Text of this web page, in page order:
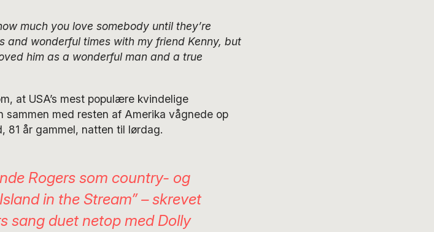
much you love somebody until they’re
and wonderful times with my friend Kenny, but
him as a wonderful man and a true
at USA’s mest populære kvindelige
med resten af Amerika vågnede op
81 år gammel, natten til lørdag.
Rogers som country- og
in the Stream” – skrevet
sang duet netop med Dolly